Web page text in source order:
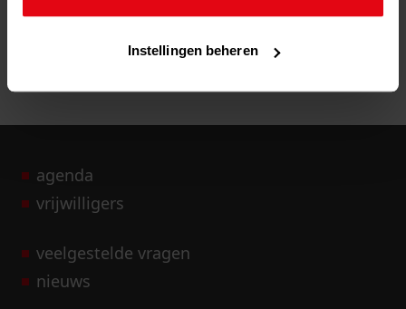
Instellingen beheren
agenda
vrijwilligers
veelgestelde vragen
nieuws